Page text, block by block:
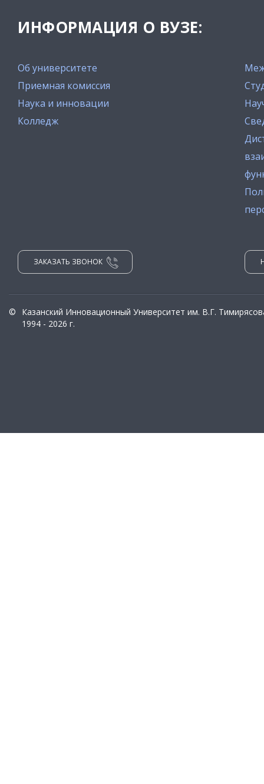
ИНФОРМАЦИЯ О ВУЗЕ:
Об университете
Приемная комиссия
Наука и инновации
Колледж
ЗАКАЗАТЬ ЗВОНОК
©
Казанский Инновационный Университет им. В.Г.
1994 - 2026 г.